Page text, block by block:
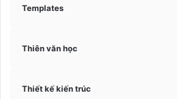
Templates
Thiên văn học
Thiết kế kiến trúc